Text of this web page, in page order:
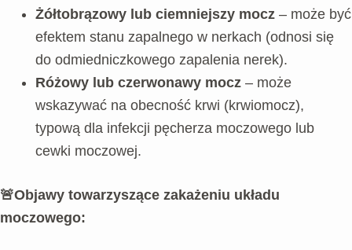
Żółtobrązowy lub ciemniejszy mocz – może być
efektem stanu zapalnego w nerkach (odnosi się
do odmiedniczkowego zapalenia nerek).
Różowy lub czerwonawy mocz – może
wskazywać na obecność krwi (krwiomocz),
typową dla infekcji pęcherza moczowego lub
cewki moczowej.
🚨Objawy towarzyszące zakażeniu układu
moczowego: